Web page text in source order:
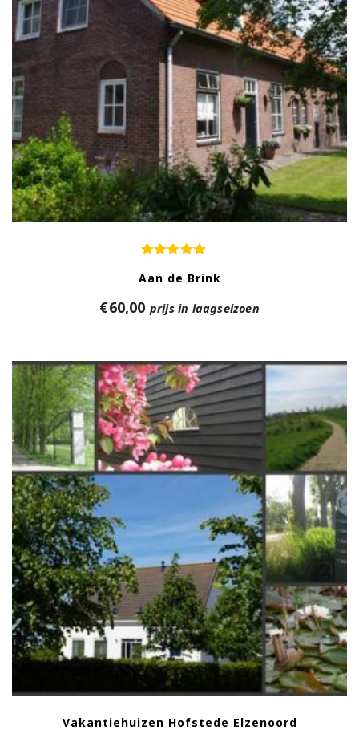
Aan de Brink
€60,00 prijs in laagseizoen
Vakantiehuizen Hofstede Elzenoord